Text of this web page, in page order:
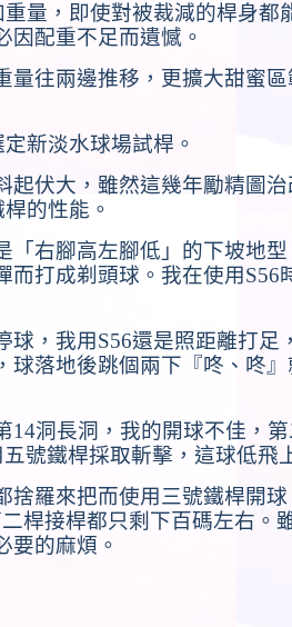
量，即使對被裁減的桿身都
因配重不足而遺憾。
量往兩邊推移，更擴大甜蜜
新淡水球場試桿。
起伏大，雖然這幾年勵精圖
桿的性能。
「右腳高左腳低」的下坡地
而打成剃頭球。我在使用S56
球，我用S56還是照距離打足，
球落地後跳個兩下『咚、咚
14洞長洞，我的開球不佳，
號鐵桿採取斬擊，這球低飛
捨羅來把而使用三號鐵桿開
桿接桿都只剩下百碼左右。
要的麻煩。